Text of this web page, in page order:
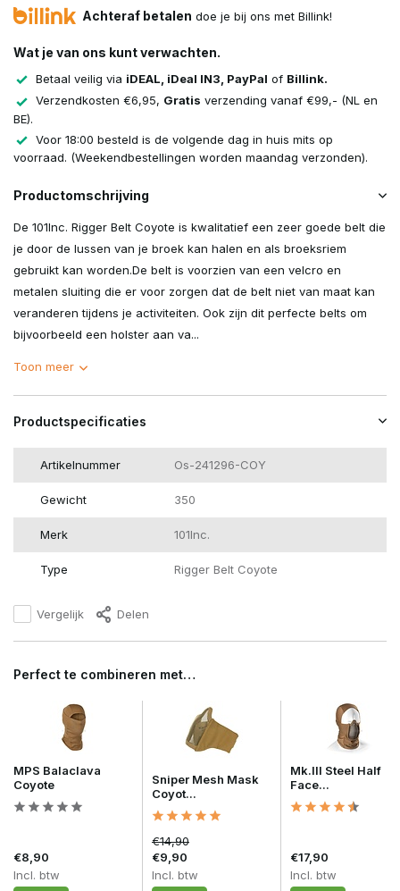
Achteraf betalen doe je bij ons met Billink!
Wat je van ons kunt verwachten.
Betaal veilig via iDEAL, iDeal IN3, PayPal of Billink.
Verzendkosten €6,95, Gratis verzending vanaf €99,- (NL en
BE).
Voor 18:00 besteld is de volgende dag in huis mits op
voorraad. (Weekendbestellingen worden maandag verzonden).
Productomschrijving
De 101Inc. Rigger Belt Coyote is kwalitatief een zeer goede belt die
je door de lussen van je broek kan halen en als broeksriem
gebruikt kan worden.De belt is voorzien van een velcro en
metalen sluiting die er voor zorgen dat de belt niet van maat kan
veranderen tijdens je activiteiten. Ook zijn dit perfecte belts om
bijvoorbeeld een holster aan va...
Toon meer
Productspecificaties
Artikelnummer Os-241296-COY
Gewicht 350
Merk 101Inc.
Type Rigger Belt Coyote
Vergelijk Delen
Perfect te combineren met…
MPS Balaclava
Coyote
€8,90
Incl. btw
Sniper Mesh Mask
Coyot...
€14,90
€9,90
Incl. btw
Mk.III Steel Half
Face...
€17,90
Incl. btw